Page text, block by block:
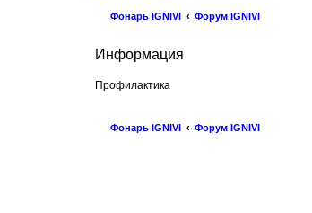
Фонарь IGNIVI Форум IGNIVI
Информация
Профилактика
Фонарь IGNIVI Форум IGNIVI